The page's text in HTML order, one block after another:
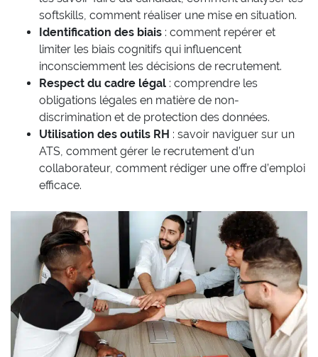
softskills, comment réaliser une mise en situation.
Identification des biais : comment repérer et
limiter les biais cognitifs qui influencent
inconsciemment les décisions de recrutement.
Respect du cadre légal : comprendre les
obligations légales en matière de non-
discrimination et de protection des données.
Utilisation des outils RH : savoir naviguer sur un
ATS, comment gérer le recrutement d’un
collaborateur, comment rédiger une offre d’emploi
efficace.